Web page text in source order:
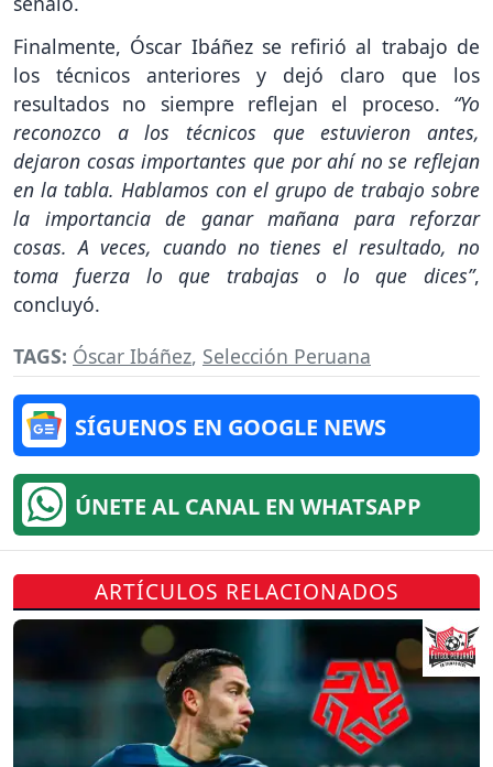
Finalmente, Óscar Ibáñez se refirió al trabajo de
los técnicos anteriores y dejó claro que los
resultados no siempre reflejan el proceso. “Yo
reconozco a los técnicos que estuvieron antes,
dejaron cosas importantes que por ahí no se reflejan
en la tabla. Hablamos con el grupo de trabajo sobre
la importancia de ganar mañana para reforzar
cosas. A veces, cuando no tienes el resultado, no
toma fuerza lo que trabajas o lo que dices”,
concluyó.
TAGS: Óscar Ibáñez, Selección Peruana
SÍGUENOS EN GOOGLE NEWS
ÚNETE AL CANAL EN WHATSAPP
ARTÍCULOS RELACIONADOS